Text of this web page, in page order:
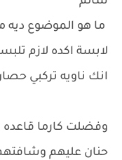
ما هو الموضوع
لابسة اكده لازم
انك ناويه تركبي
وفضلت كارما
حنان عليهم